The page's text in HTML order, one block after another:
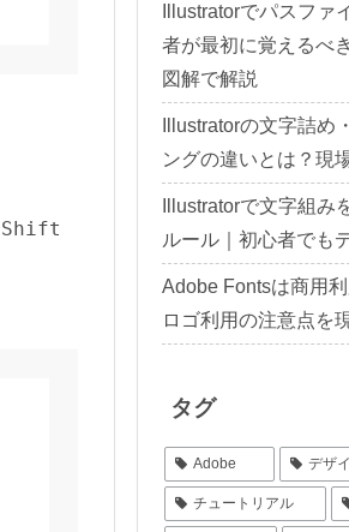
Shift
Illustratorでパスフ
者が最初に覚えるべ
図解で解説
Illustratorの文字詰め
ングの違いとは？現
Illustratorで文字組み
ルール｜初心者でも
Adobe Fontsは商用
ロゴ利用の注意点を
タグ
Adobe デザ
チュートリアル